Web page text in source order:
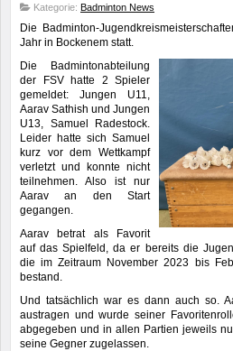
Kategorie: Badminton News
Die Badminton-
Jahr in Bockenem statt.
Die Badmintonabteilung
der FSV hatte 2 Spieler
gemeldet: Jungen U11,
Aarav Sathish und Jungen
U13, Samuel Radestock.
Leider hatte sich Samuel
kurz vor dem Wettkampf
verletzt und konnte nicht
teilnehmen. Also ist nur
Aarav an den Start
gegangen.
Aarav betrat als Favorit
auf das Spielfeld, da er bereits die
die im Zeitraum November 2023 bis
bestand.
Und tatsächlich war es dann auch so.
austragen und wurde seiner
abgegeben und in allen Partien jeweils
seine Gegner zugelassen.